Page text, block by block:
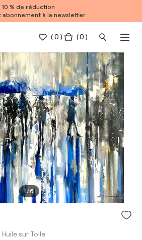
10 % de réduction
abonnement à la newsletter
(0 ) ( 0 )
1/6
Huile sur Toile